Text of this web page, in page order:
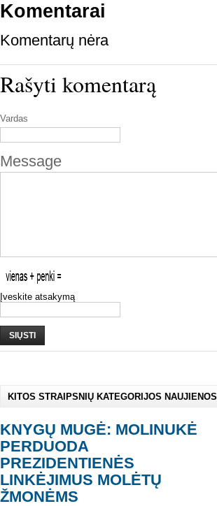
Komentarai
Komentarų nėra
Rašyti komentarą
Vardas
Message
Įveskite atsakymą
SIŲSTI
KITOS STRAIPSNIŲ KATEGORIJOS NAUJIENOS
KNYGŲ MUGĖ: MOLINUKĖ
PERDUODA
PREZIDENTIENĖS
LINKĖJIMUS MOLĖTŲ
ŽMONĖMS